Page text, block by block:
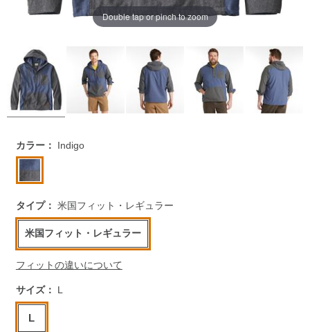
Double tap or pinch to zoom
https://www.llbean.co.jp/mens/tops/casual-
shirts/g/1000182267.html
カラー： Indigo
タイプ： 米国フィット・レギュラー
米国フィット・レギュラー
フィットの違いについて
サイズ： L
L